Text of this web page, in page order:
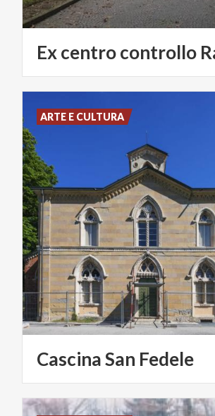
Excentrocontrollo
CascinaSan Fedele
ARTE E CULTURA